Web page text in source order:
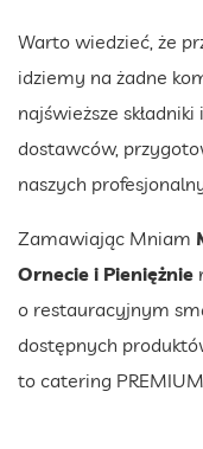
Warto wiedzieć, że
idziemy na żadne
najświeższe
dostawców,
naszych
Zamawiając Mniam
Ornecie i Pieniężnie
o restauracyjnym
dostępnych
to catering